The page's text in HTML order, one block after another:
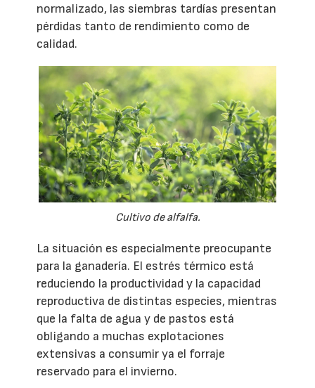
normalizado, las siembras tardías presentan
pérdidas tanto de rendimiento como de
calidad.
Cultivo de alfalfa.
La situación es especialmente preocupante
para la ganadería. El estrés térmico está
reduciendo la productividad y la capacidad
reproductiva de distintas especies, mientras
que la falta de agua y de pastos está
obligando a muchas explotaciones
extensivas a consumir ya el forraje
reservado para el invierno.